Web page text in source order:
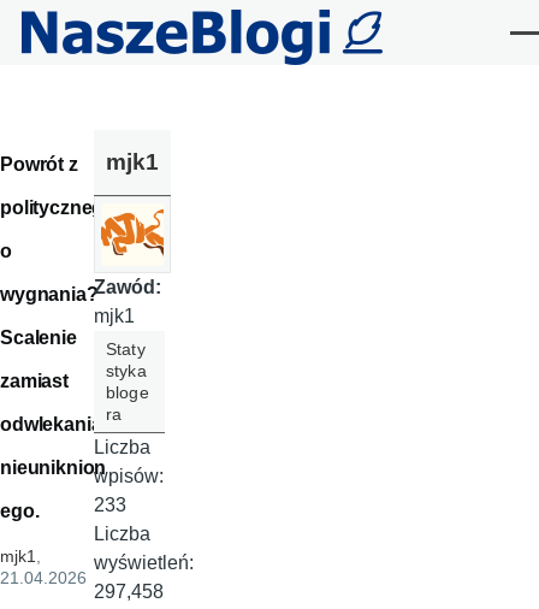
Przejdź do treści
Powrót z
polityczneg
o
wygnania?
Scalenie
zamiast
odwlekania
nieuniknion
ego.
mjk1,
21.04.2026
mjk1
Zawód:
mjk1
Staty
styka
bloge
ra
Liczba
wpisów:
233
Liczba
wyświetleń:
297,458